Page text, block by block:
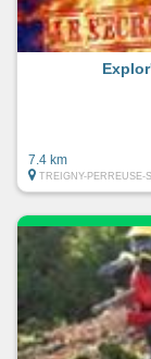
7.4 km
TREIGNY-PERREUSE-